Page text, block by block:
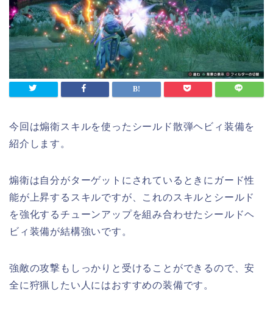
今回は煽衛スキルを使ったシールド散弾ヘビィ装備を
紹介します。
煽衛は自分がターゲットにされているときにガード性
能が上昇するスキルですが、これのスキルとシールド
を強化するチューンアップを組み合わせたシールドヘ
ビィ装備が結構強いです。
強敵の攻撃もしっかりと受けることができるので、安
全に狩猟したい人にはおすすめの装備です。